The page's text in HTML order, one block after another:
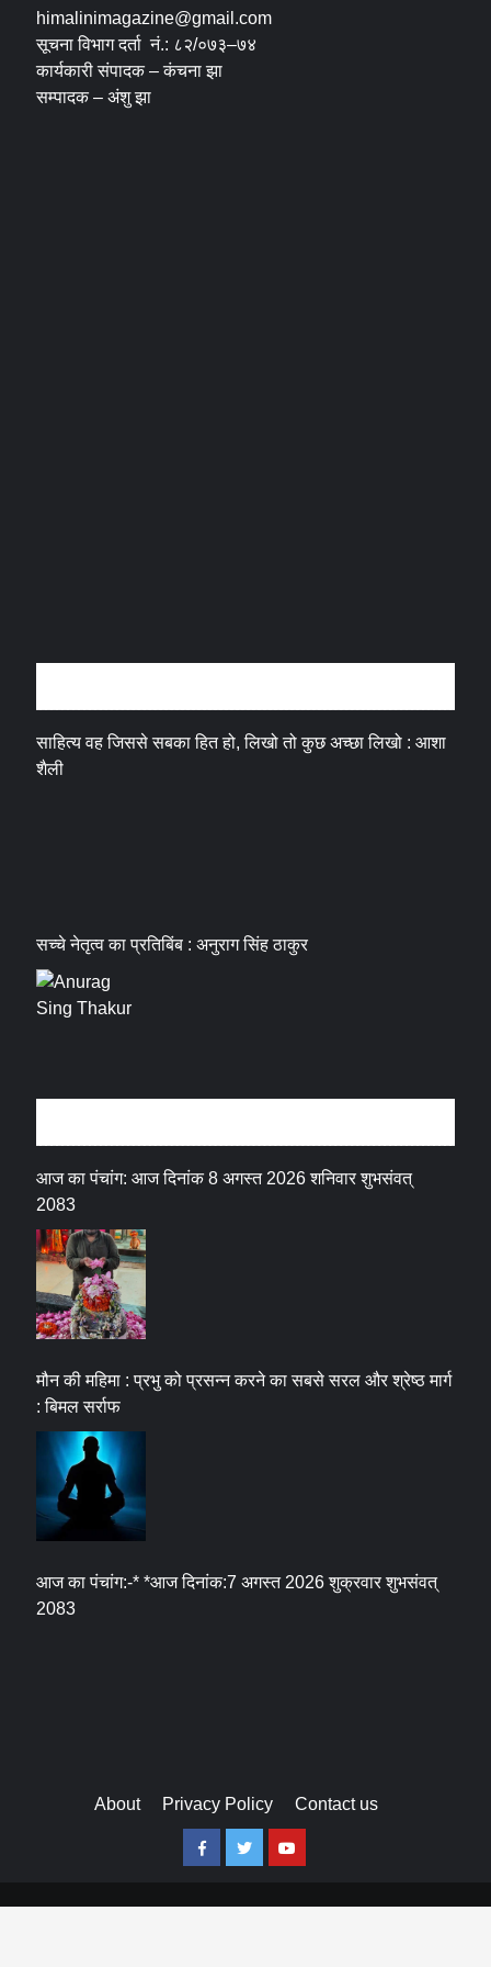
himalinimagazine@gmail.com
सूचना विभाग दर्ता नं.: ८२/०७३–७४
कार्यकारी संपादक – कंचना झा
सम्पादक – अंशु झा
साहित्य वह जिससे सबका हित हो, लिखो तो कुछ अच्छा लिखो : आशा
शैली
सच्चे नेतृत्व का प्रतिबिंब : अनुराग सिंह ठाकुर
आज का पंचांग: आज दिनांक 8 अगस्त 2026 शनिवार शुभसंवत्
2083
मौन की महिमा : प्रभु को प्रसन्न करने का सबसे सरल और श्रेष्ठ मार्ग
: बिमल सर्राफ
आज का पंचांग:-* *आज दिनांक:7 अगस्त 2026 शुक्रवार शुभसंवत्
2083
About Privacy Policy Contact us
FacebookTwitterYoutube